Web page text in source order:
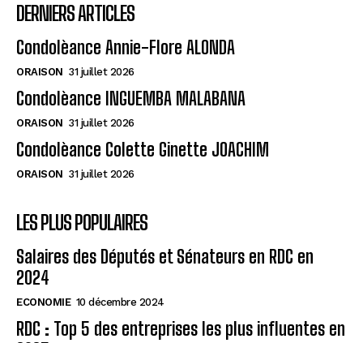
DERNIERS ARTICLES
Condolèance Annie-Flore ALONDA
ORAISON 31 juillet 2026
Condolèance INGUEMBA MALABANA
ORAISON 31 juillet 2026
Condolèance Colette Ginette JOACHIM
ORAISON 31 juillet 2026
LES PLUS POPULAIRES
Salaires des Députés et Sénateurs en RDC en
2024
ECONOMIE 10 décembre 2024
RDC : Top 5 des entreprises les plus influentes en